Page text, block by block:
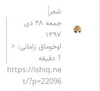
شعر
جمعه ۲۸ دی
۱۳۹۷
اوخوماق زامانی: <
1 دقیقه
https://ishiq.ne
t/?p=22096